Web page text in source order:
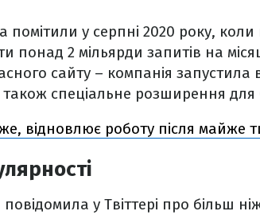
помітили у серпні 2020 року,
понад 2 мільярди запитів на
сайту – компанія запустила
також спеціальне розширення
відновлює роботу після майже
у Твіттері про більш